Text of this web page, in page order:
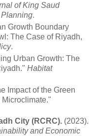
of King Saud
Planning.
Growth Boundary
The Case of Riyadh,
.
Urban Growth: The
Habitat
Impact of the Green
City (RCRC). (2023).
and Economic